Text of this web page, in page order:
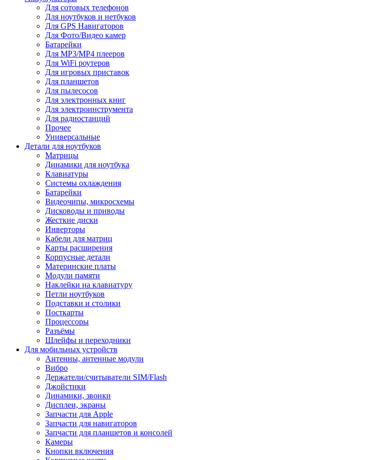
Для сотовых телефонов
Для ноутбуков и нетбуков
Для GPS Навигаторов
Для Фото/Видео камер
Батарейки
Для MP3/MP4 плееров
Для WiFi роутеров
Для игровых приставок
Для планшетов
Для пылесосов
Для электронных книг
Для электроинструмента
Для радиостанций
Прочее
Универсальные
Детали для ноутбуков
Матрицы
Динамики для ноутбука
Клавиатуры
Системы охлаждения
Батарейки
Видеочипы, микросхемы
Дисководы и приводы
Жесткие диски
Инверторы
Кабели для матриц
Карты расширения
Корпусные детали
Материнские платы
Модули памяти
Наклейки на клавиатуру
Петли ноутбуков
Подставки и столики
Посткарты
Процессоры
Разъёмы
Шлейфы и переходники
Для мобильных устройств
Антенны, антенные модули
Вибро
Держатели/считыватели SIM/Flash
Джойстики
Динамики, звонки
Дисплеи, экраны
Запчасти для Apple
Запчасти для навигаторов
Запчасти для планшетов и консолей
Камеры
Кнопки включения